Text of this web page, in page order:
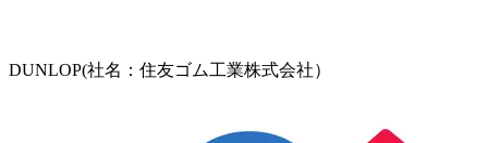
DUNLOP(社名：住友ゴム工業株式会社）